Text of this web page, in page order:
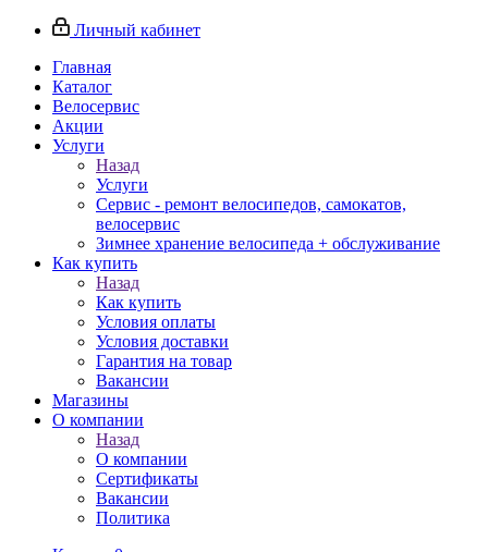
Личный кабинет
Главная
Каталог
Велосервис
Акции
Услуги
Назад
Услуги
Сервис - ремонт велосипедов, самокатов,
велосервис
Зимнее хранение велосипеда + обслуживание
Как купить
Назад
Как купить
Условия оплаты
Условия доставки
Гарантия на товар
Вакансии
Магазины
О компании
Назад
О компании
Сертификаты
Вакансии
Политика